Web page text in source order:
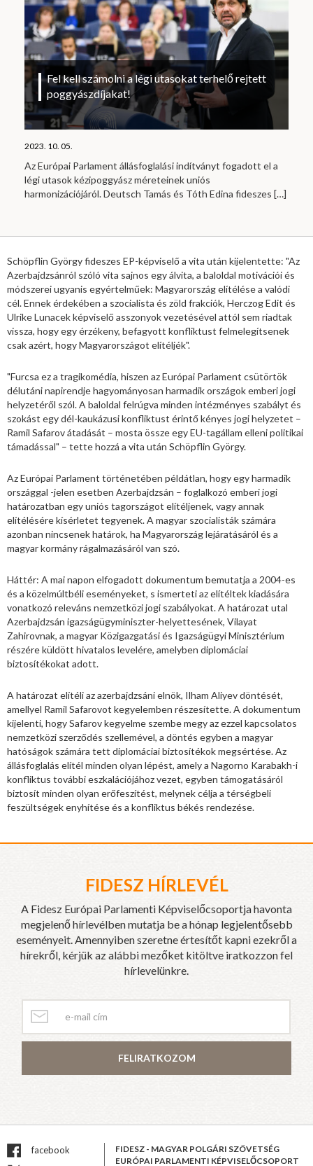
Fel kell számolni a légi utasokat terhelő rejtett
poggyászdíjakat!
2023. 10. 05.
Az Európai Parlament állásfoglalási indítványt fogadott el a
légi utasok kézipoggyász méreteinek uniós
harmonizációjáról. Deutsch Tamás és Tóth Edina fideszes […]
Schöpflin György fideszes EP-képviselő a vita után kijelentette: "Az
Azerbajdzsánról szóló vita sajnos egy álvita, a baloldal motivációi és
módszerei ugyanis egyértelműek: Magyarország elítélése a valódi
cél. Ennek érdekében a szocialista és zöld frakciók, Herczog Edit és
Ulrike Lunacek képviselő asszonyok vezetésével attól sem riadtak
vissza, hogy egy érzékeny, befagyott konfliktust felmelegítsenek
csak azért, hogy Magyarországot elítéljék".
"Furcsa ez a tragikomédia, hiszen az Európai Parlament csütörtök
délutáni napirendje hagyományosan harmadik országok emberi jogi
helyzetéről szól. A baloldal felrúgva minden intézményes szabályt és
szokást egy dél-kaukázusi konfliktust érintő kényes jogi helyzetet –
Ramil Safarov átadását – mosta össze egy EU-tagállam elleni politikai
támadással" – tette hozzá a vita után Schöpflin György.
Az Európai Parlament történetében példátlan, hogy egy harmadik
országgal -jelen esetben Azerbajdzsán – foglalkozó emberi jogi
határozatban egy uniós tagországot elítéljenek, vagy annak
elítélésére kísérletet tegyenek. A magyar szocialisták számára
azonban nincsenek határok, ha Magyarország lejáratásáról és a
magyar kormány rágalmazásáról van szó.
Háttér: A mai napon elfogadott dokumentum bemutatja a 2004-es
és a közelmúltbéli eseményeket, s ismerteti az elítéltek kiadására
vonatkozó releváns nemzetközi jogi szabályokat. A határozat utal
Azerbajdzsán igazságügyminiszter-helyettesének, Vilayat
Zahirovnak, a magyar Közigazgatási és Igazságügyi Minisztérium
részére küldött hivatalos levelére, amelyben diplomáciai
biztosítékokat adott.
A határozat elítéli az azerbajdzsáni elnök, Ilham Aliyev döntését,
amellyel Ramil Safarovot kegyelemben részesítette. A dokumentum
kijelenti, hogy Safarov kegyelme szembe megy az ezzel kapcsolatos
nemzetközi szerződés szellemével, a döntés egyben a magyar
hatóságok számára tett diplomáciai biztosítékok megsértése. Az
állásfoglalás elítél minden olyan lépést, amely a Nagorno Karabakh-i
konfliktus további eszkalációjához vezet, egyben támogatásáról
biztosít minden olyan erőfeszítést, melynek célja a térségbeli
feszültségek enyhítése és a konfliktus békés rendezése.
FIDESZ HÍRLEVÉL
A Fidesz Európai Parlamenti Képviselőcsoportja havonta
megjelenő hírlevélben mutatja be a hónap legjelentősebb
eseményeit. Amennyiben szeretne értesítőt kapni ezekről a
hírekről, kérjük az alábbi mezőket kitöltve iratkozzon fel
hírlevelünkre.
FELIRATKOZOM
facebook
FIDESZ - MAGYAR POLGÁRI SZÖVETSÉG
EURÓPAI PARLAMENTI KÉPVISELŐCSOPORT